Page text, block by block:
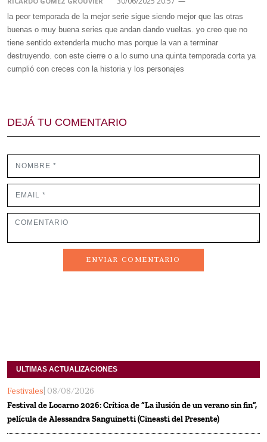
la peor temporada de la mejor serie sigue siendo mejor que las otras
buenas o muy buena series que andan dando vueltas. yo creo que no
tiene sentido extenderla mucho mas porque la van a terminar
destruyendo. con este cierre o a lo sumo una quinta temporada corta ya
cumplió con creces con la historia y los personajes
DEJÁ TU COMENTARIO
ENVIAR COMENTARIO
ULTIMAS ACTUALIZACIONES
Festivales | 08/08/2026
Festival de Locarno 2026: Crítica de “La ilusión de un verano sin fin”,
película de Alessandra Sanguinetti (Cineasti del Presente)